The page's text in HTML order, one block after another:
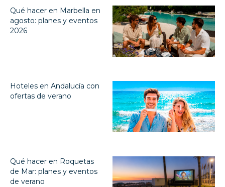
Qué hacer en Marbella en
agosto: planes y eventos
2026
Hoteles en Andalucía con
ofertas de verano
Qué hacer en Roquetas
de Mar: planes y eventos
de verano